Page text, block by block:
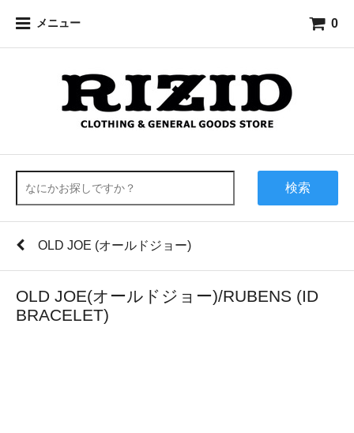
メニュー 0
検索
OLD JOE (オールドジョー)
OLD JOE(オールドジョー)/RUBENS (ID
BRACELET)